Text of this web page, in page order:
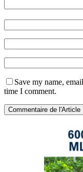
Save my name,
time I comment.